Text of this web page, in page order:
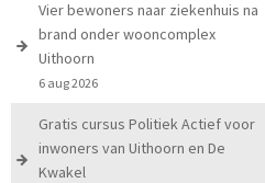
Vier bewoners naar ziekenhuis na
brand onder wooncomplex
Uithoorn
6 aug 2026
Gratis cursus Politiek Actief voor
inwoners van Uithoorn en De
Kwakel